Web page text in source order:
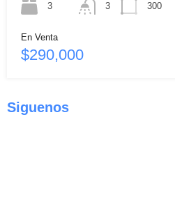
3
3
300
En Venta
$290,000
Siguenos